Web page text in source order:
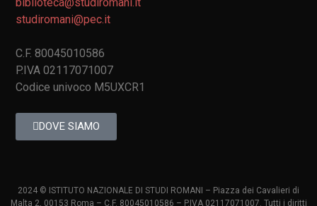
studiromani@pec.it
C.F. 80045010586
P.IVA 02117071007
Codice univoco M5UXCR1
DOVE SIAMO
2024 © ISTITUTO NAZIONALE DI STUDI ROMANI – Piazza dei Cavalieri di
Malta 2, 00153 Roma – C.F. 80045010586 – P.IVA 02117071007. Tutti i diritti